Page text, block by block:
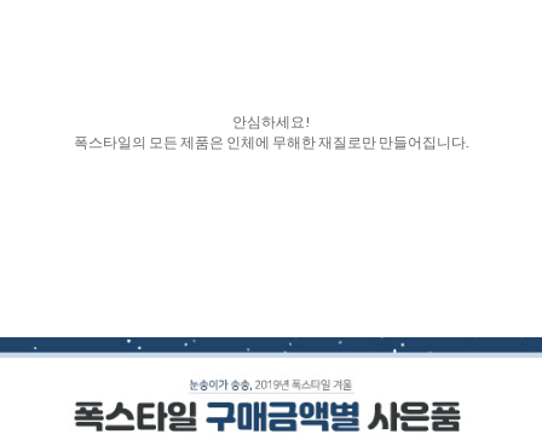
안심하세요!
폭스타일의 모든 제품은 인체에 무해한 재질로만 만들어집니다.